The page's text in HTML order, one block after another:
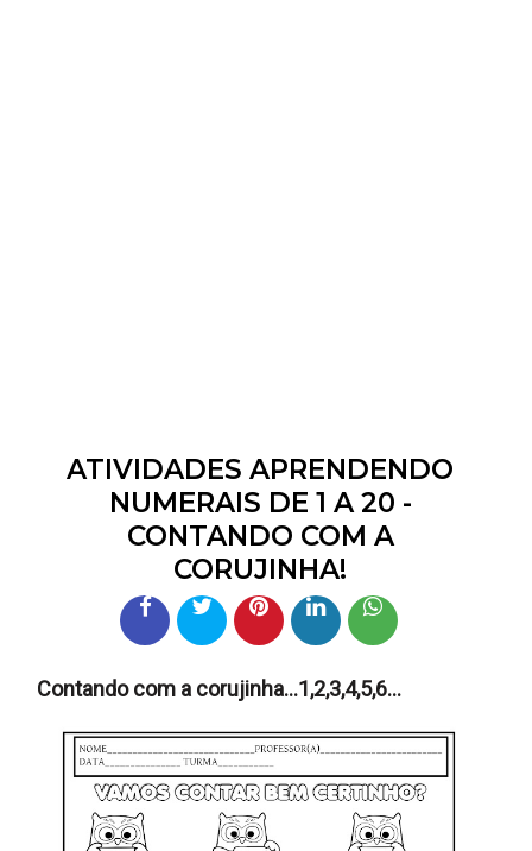
ATIVIDADES APRENDENDO
NUMERAIS DE 1 A 20 -
CONTANDO COM A
CORUJINHA!
Contando com a corujinha...1,2,3,4,5,6...